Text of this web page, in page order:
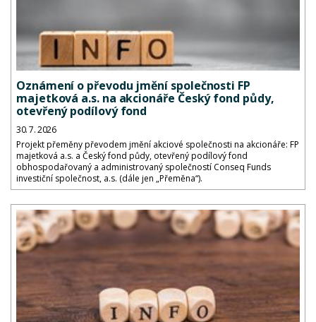
Oznámení o převodu jmění společnosti FP
majetková a.s. na akcionáře Český fond půdy,
otevřený podílový fond
30. 7. 2026
Projekt přeměny převodem jmění akciové společnosti na akcionáře: FP
majetková a.s. a Český fond půdy, otevřený podílový fond
obhospodařovaný a administrovaný společností Conseq Funds
investiční společnost, a.s. (dále jen „Přeměna“).